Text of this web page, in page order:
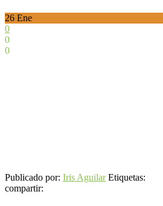
26 Ene
0
0
0
Publicado por: Iris Aguilar Etiquetas:
compartir: